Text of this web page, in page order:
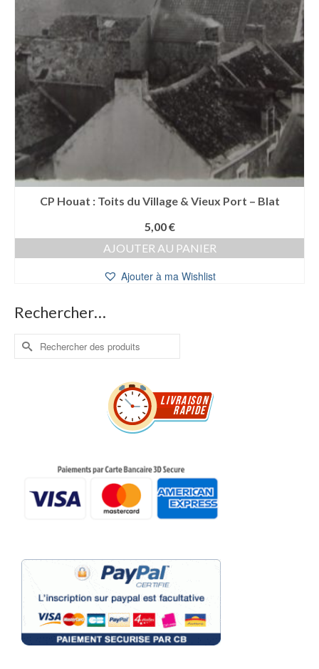
CP Houat : Toits du Village & Vieux Port – Blat
5,00€
AJOUTER AU PANIER
Ajouter à ma Wishlist
Rechercher…
Rechercher :